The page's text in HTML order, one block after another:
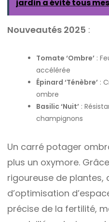
jardin a évité tous
Nouveautés 2025 :
Tomate ‘Ombre’ :
accélérée
Épinard ‘Ténèbre’ :
ombre
Basilic ‘Nuit’ :
champignons
Un carré potager
plus un oxymore.
rigoureuse de plantes,
d’optimisation
précise de la fertilité,